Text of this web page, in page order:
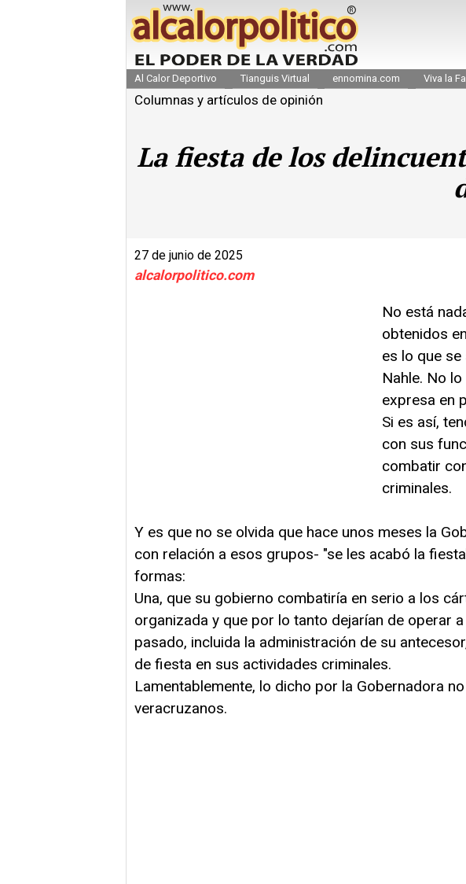
Al Calor Deportivo Tianguis Virtual ennomina.com Viva la
Columnas y artículos de opinión
La fiesta de los
27 de junio de 2025
alcalorpolitico.com
No está
obtenidos
es lo que
Nahle. No
expresa en
Si es así,
con sus
combatir
criminales.
Y es que no se olvida que hace unos meses la
con relación a esos grupos- "se les acabó la
formas:
Una, que su gobierno combatiría en serio a los
organizada y que por lo tanto dejarían de operar
pasado, incluida la administración de su
de fiesta en sus actividades criminales.
Lamentablemente, lo dicho por la Gobernadora
veracruzanos.